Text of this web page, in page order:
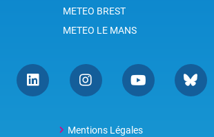
METEO BREST
METEO LE MANS
Mentions Légales